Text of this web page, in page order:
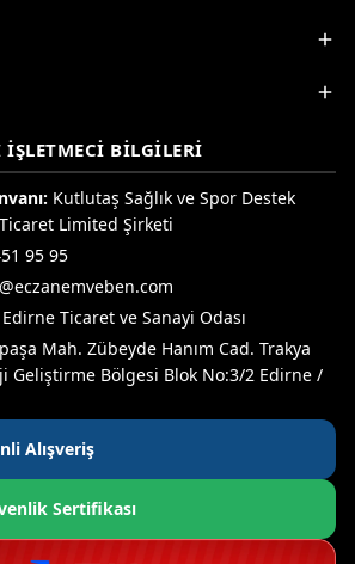
BILGILERI
Kutlutaş Sağlık ve Spor Destek
Limited Şirketi
95 95
Edirne Ticaret ve Sanayi Odası
Mah. Zübeyde Hanım Cad. Trakya
Geliştirme Bölgesi Blok No:3/2 Edirne /
Alışveriş
Sertifikası